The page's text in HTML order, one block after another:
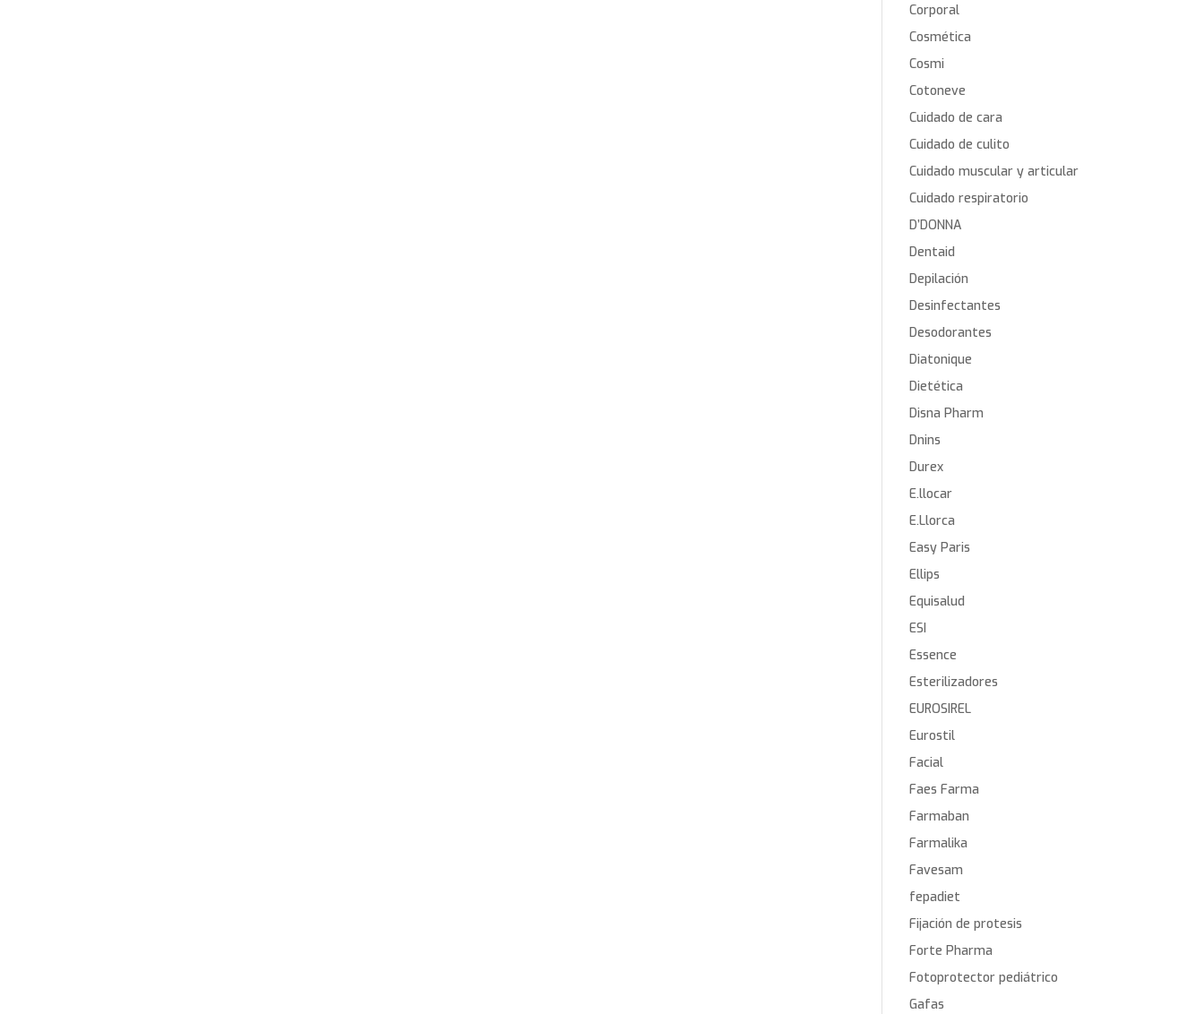
Corporal
Cosmética
Cosmi
Cotoneve
Cuidado de cara
Cuidado de culito
Cuidado muscular y articular
Cuidado respiratorio
D’DONNA
Dentaid
Depilación
Desinfectantes
Desodorantes
Diatonique
Dietética
Disna Pharm
Dnins
Durex
E.llocar
E.Llorca
Easy Paris
Ellips
Equisalud
ESI
Essence
Esterilizadores
EUROSIREL
Eurostil
Facial
Faes Farma
Farmaban
Farmalika
Favesam
fepadiet
Fijación de protesis
Forte Pharma
Fotoprotector pediátrico
Gafas